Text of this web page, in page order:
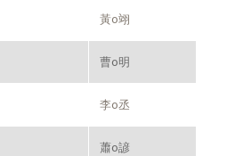
黃o翊
曹o明
李o丞
蕭o諺